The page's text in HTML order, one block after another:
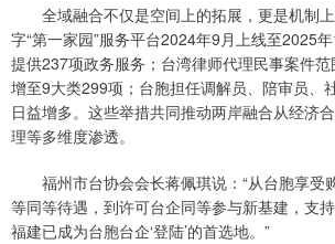
全域融合不仅是空间上的拓展，更是机制上
字“第一家园”服务平台2024年9月上线至2025
提供237项政务服务；台湾律师代理民事案件
增至9大类299项；台胞担任调解员、陪审员、
日益增多。这些举措共同推动两岸融合从经济
理等多维度渗透。
福州市台协会会长蒋佩琪说：“从台胞享受
等同等待遇，到许可台企同等参与新基建，支
福建已成为台胞台企‘登陆’的首选地。”